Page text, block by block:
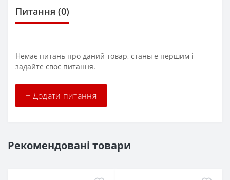
Питання (0)
Немає питань про даний товар, станьте першим і
задайте своє питання.
+ Додати питання
Рекомендовані товари